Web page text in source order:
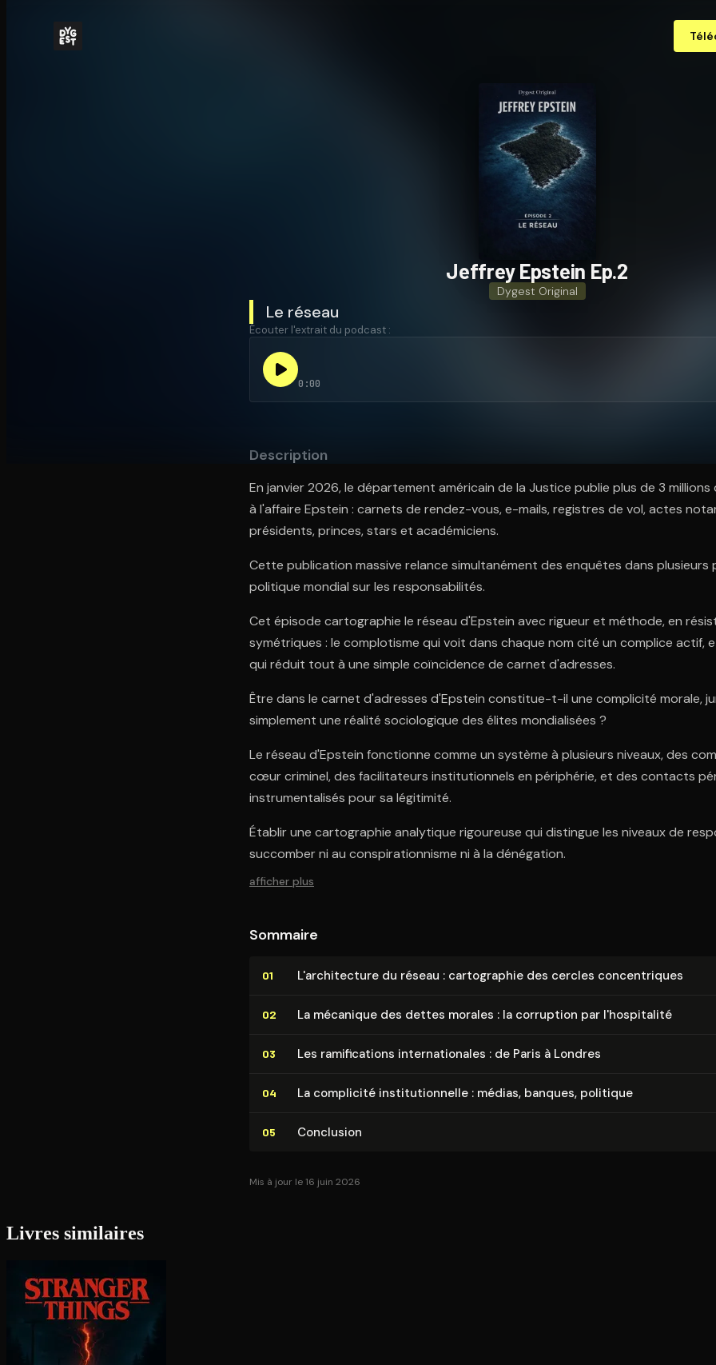
Jeffrey Epstein Ep.2
Dygest Original
Le réseau
Écouter l'extrait du podcast :
0:00
Description
En janvier 2026, le département américain de la Justice publie plus de 3
à l'affaire Epstein : carnets de rendez-vous, e-mails, registres de vol, actes
présidents, princes, stars et académiciens.
Cette publication massive relance simultanément des enquêtes dans
politique mondial sur les responsabilités.
Cet épisode cartographie le réseau d'Epstein avec rigueur et méthode, en
symétriques : le complotisme qui voit dans chaque nom cité un complice actif,
qui réduit tout à une simple coïncidence de carnet d'adresses.
Être dans le carnet d'adresses d'Epstein constitue-t-il une complicité morale,
simplement une réalité sociologique des élites mondialisées ?
Le réseau d'Epstein fonctionne comme un système à plusieurs niveaux, des
cœur criminel, des facilitateurs institutionnels en périphérie, et des contacts
instrumentalisés pour sa légitimité.
Établir une cartographie analytique rigoureuse qui distingue les niveaux de
succomber ni au conspirationnisme ni à la dénégation.
afficher plus
Sommaire
01 L'ar­chi­tec­ture du réseau : car­to­gra­phie des cercles concen­triques
02 La mécanique des dettes morales : la corruption par l'hos­pi­ta­li­té
03 Les ra­mi­fi­ca­tions in­ter­na­tio­nales : de Paris à Londres
04 La complicité ins­ti­tu­tion­nelle : médias, banques, politique
05 Conclusion
Mis à jour le 16 juin 2026
Livres similaires